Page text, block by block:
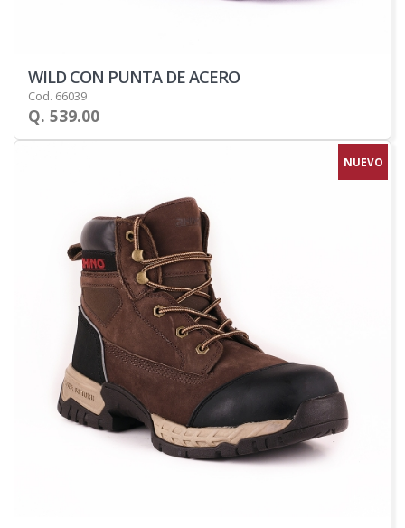
WILD CON PUNTA DE ACERO
Cod. 66039
Q. 539.00
NUEVO